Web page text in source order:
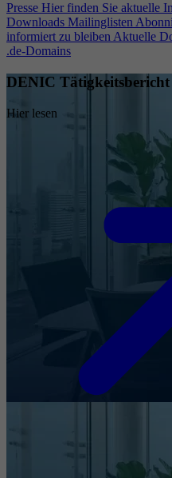
Presse Hier finden Sie aktuelle
Downloads Mailinglisten
informiert zu bleiben Aktuelle
.de-Domains
DENIC Tätigkeitsbericht
Hier lesen